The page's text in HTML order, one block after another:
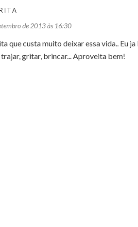
de 2013 às 16:30
que custa muito deixar essa vida.. Eu
gritar, brincar... Aproveita bem!